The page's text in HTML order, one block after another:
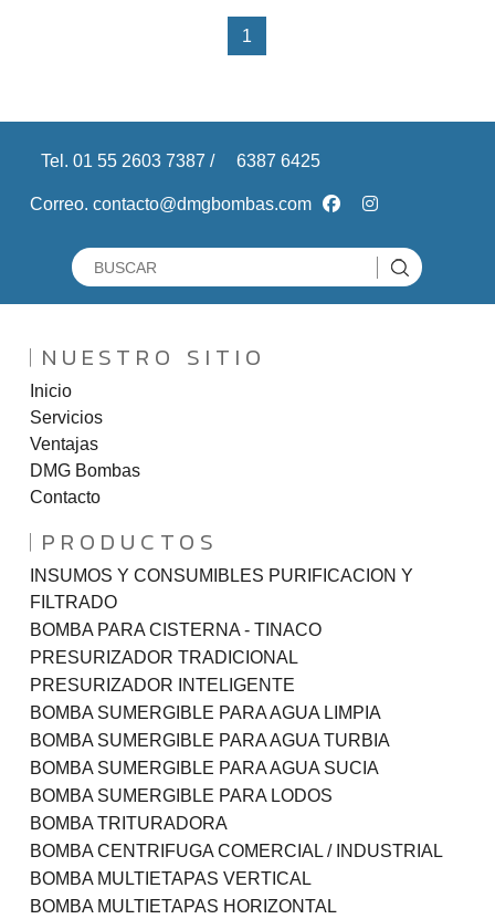
1
Tel. 01 55 2603 7387 / 6387 6425
Correo. contacto@dmgbombas.com
NUESTRO SITIO
Inicio
Servicios
Ventajas
DMG Bombas
Contacto
PRODUCTOS
INSUMOS Y CONSUMIBLES PURIFICACION Y
FILTRADO
BOMBA PARA CISTERNA - TINACO
PRESURIZADOR TRADICIONAL
PRESURIZADOR INTELIGENTE
BOMBA SUMERGIBLE PARA AGUA LIMPIA
BOMBA SUMERGIBLE PARA AGUA TURBIA
BOMBA SUMERGIBLE PARA AGUA SUCIA
BOMBA SUMERGIBLE PARA LODOS
BOMBA TRITURADORA
BOMBA CENTRIFUGA COMERCIAL / INDUSTRIAL
BOMBA MULTIETAPAS VERTICAL
BOMBA MULTIETAPAS HORIZONTAL